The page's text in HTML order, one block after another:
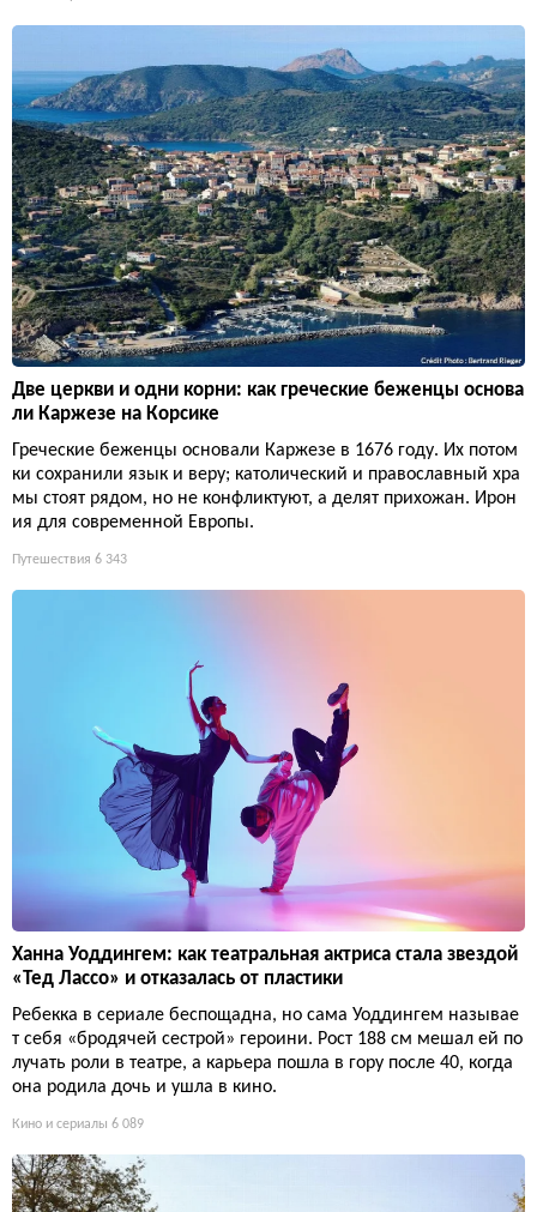
Две церкви и одни корни: как греческие беженцы основа
ли Каржезе на Корсике
Греческие беженцы основали Каржезе в 1676 году. Их потом
ки сохранили язык и веру; католический и православный хра
мы стоят рядом, но не конфликтуют, а делят прихожан. Ирон
ия для современной Европы.
Путешествия 6 343
Ханна Уоддингем: как театральная актриса стала звездой
«Тед Лассо» и отказалась от пластики
Ребекка в сериале беспощадна, но сама Уоддингем называе
т себя «бродячей сестрой» героини. Рост 188 см мешал ей по
лучать роли в театре, а карьера пошла в гору после 40, когда
она родила дочь и ушла в кино.
Кино и сериалы 6 089